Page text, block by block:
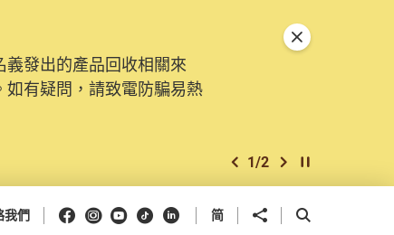
發出的產品回收相關來
有疑問，請致電防騙易熱
上一個
1/2 下一個開始/暫停幻燈
關閉特別通告
我們 Facebook
Instagram
Youtube
抖音領英 简 分享到 開啟搜尋框